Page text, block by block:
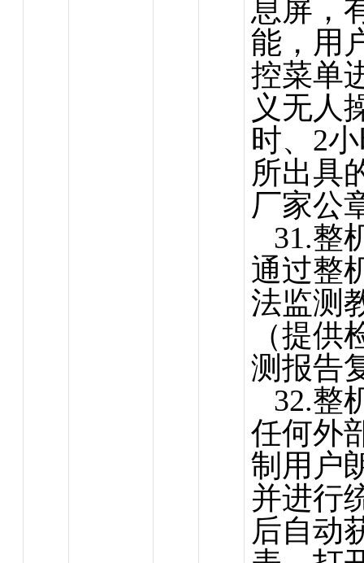
息屏，
能，用
控菜单
义无人
时、2
所出具
厂家公
31.整
通过整
法监测
（提供
测报告
32.整
任何外
制用户
并进行
后自动